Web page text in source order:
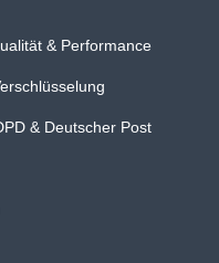
& Performance
& Deutscher Post